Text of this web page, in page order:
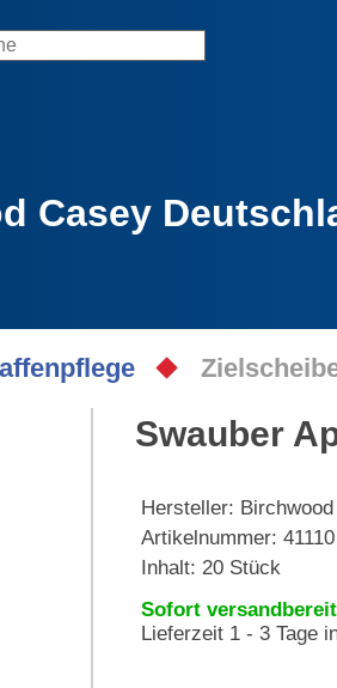
Casey
Swauber
Hersteller:
Artikelnummer: 41110
Inhalt: 20 Stück
Sofort versandbereit
Lieferzeit 1 - 3 Tage